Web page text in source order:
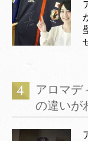
アロマデ
の違いが